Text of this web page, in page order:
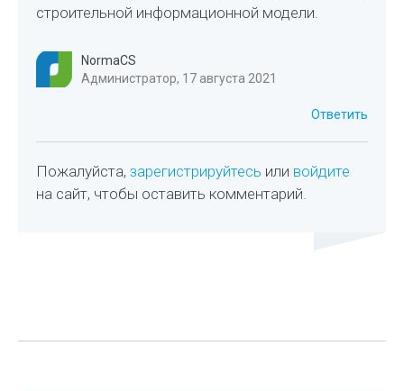
строительной информационной модели.
NormaCS
Администратор, 17 августа 2021
Ответить
Пожалуйста,зарегистрируйтесь или войдите
на сайт, чтобы оставить комментарий.